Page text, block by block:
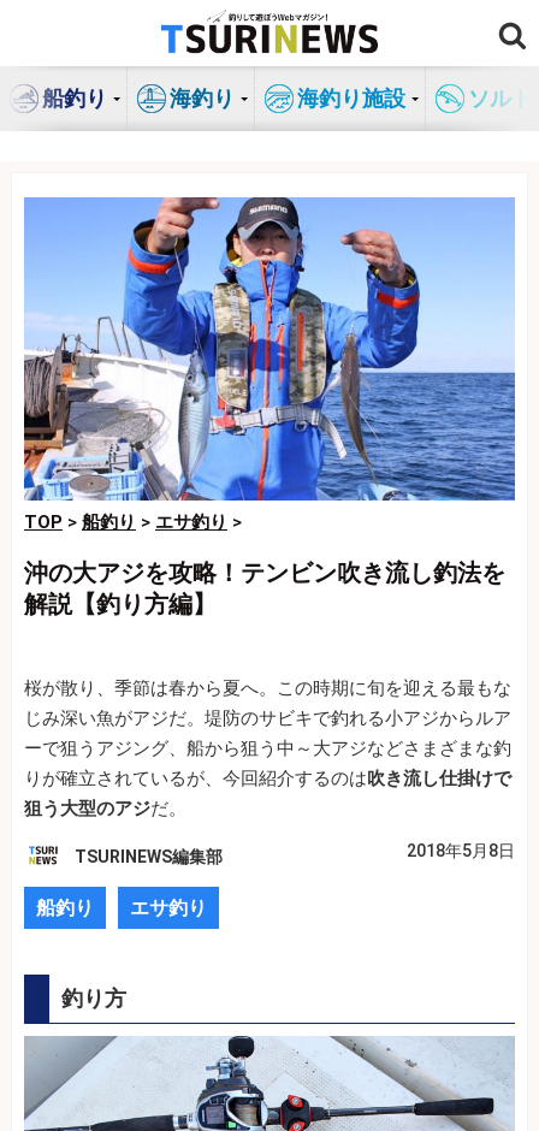
ン
船釣り 海釣り 海釣り施設 ソル
TOP > 船釣り > エサ釣り >
沖の大アジを攻略！テンビン吹き流し釣法を
解説【釣り方編】
桜が散り、季節は春から夏へ。この時期に旬を迎える最もな
じみ深い魚がアジだ。堤防のサビキで釣れる小アジからルア
ーで狙うアジング、船から狙う中～大アジなどさまざまな釣
りが確立されているが、今回紹介するのは吹き流し仕掛けで
狙う大型のアジだ。
TSURINEWS編集部 2018年5月8日
船釣り エサ釣り
釣り方